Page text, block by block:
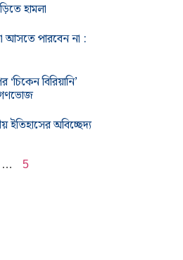
হামলা
আসতে পারবেন না :
বিরিয়ানি’
গণভোজ
অবিচ্ছেদ্য
… 5